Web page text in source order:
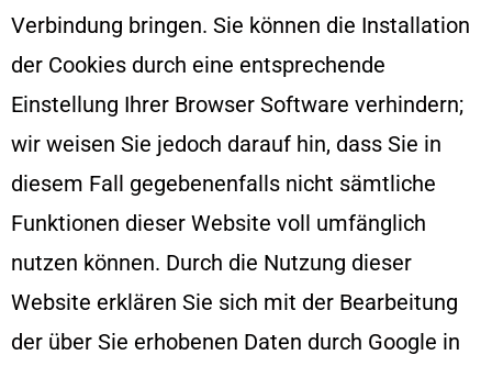
Verbindung bringen. Sie können die Installation
der Cookies durch eine entsprechende
Einstellung Ihrer Browser Software verhindern;
wir weisen Sie jedoch darauf hin, dass Sie in
diesem Fall gegebenenfalls nicht sämtliche
Funktionen dieser Website voll umfänglich
nutzen können. Durch die Nutzung dieser
Website erklären Sie sich mit der Bearbeitung
der über Sie erhobenen Daten durch Google in